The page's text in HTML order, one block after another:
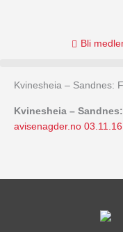
Bli
Kvinesheia – Sandnes:
Kvinesheia –
avisenagder.no 03.11.16